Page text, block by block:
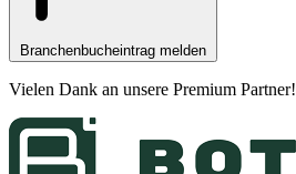
Branchenbucheintrag melden
Vielen Dank an unsere Premium Partner!